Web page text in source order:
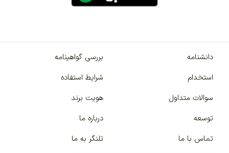
دانشنامه
بررسی گواهینامه
استخدام
شرایط استفاده
سوالات متداول
هویت برند
توسعه
درباره ما
تماس با ما
تلنگر به ما